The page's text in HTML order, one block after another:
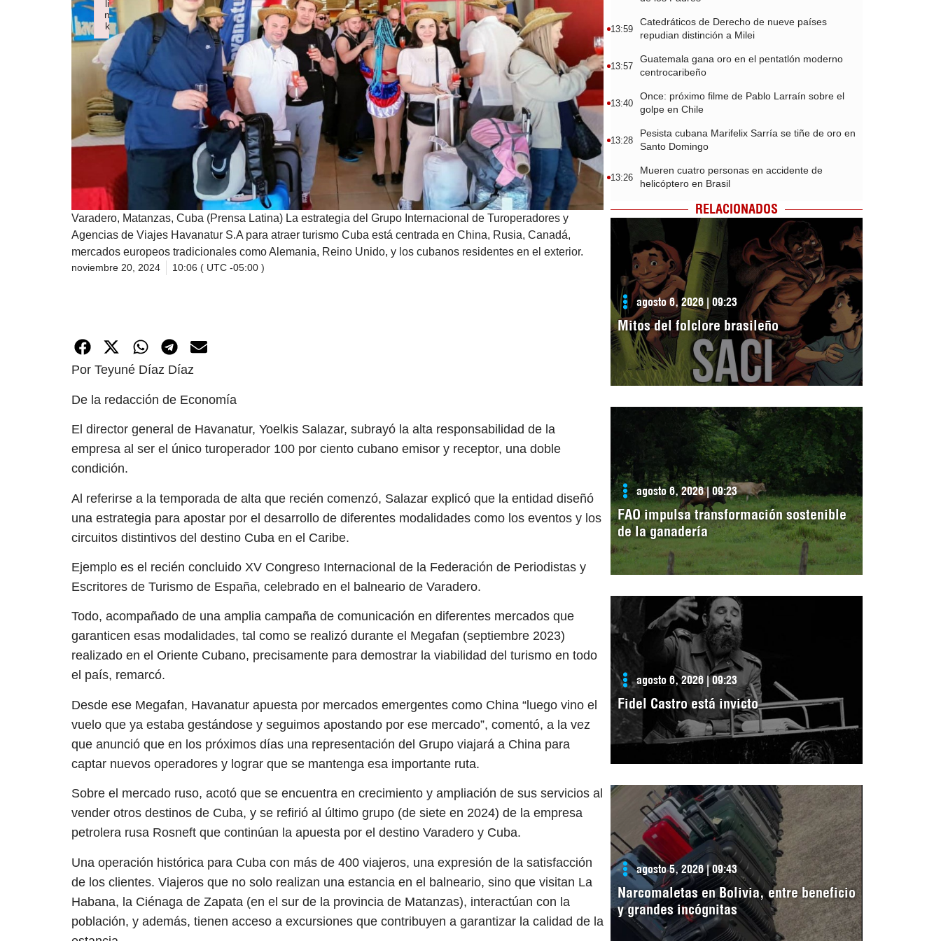
Varadero, Matanzas, Cuba (Prensa Latina) La estrategia del Grupo Internacional de Turoperadores y
Agencias de Viajes Havanatur S.A para atraer turismo Cuba está centrada en China, Rusia, Canadá,
mercados europeos tradicionales como Alemania, Reino Unido, y los cubanos residentes en el exterior.
noviembre 20, 2024 10:06 ( UTC -05:00 )
Por Teyuné Díaz Díaz
De la redacción de Economía
El director general de Havanatur, Yoelkis Salazar, subrayó la alta responsabilidad de la
empresa al ser el único turoperador 100 por ciento cubano emisor y receptor, una doble
condición.
Al referirse a la temporada de alta que recién comenzó, Salazar explicó que la entidad diseñó
una estrategia para apostar por el desarrollo de diferentes modalidades como los eventos y los
circuitos distintivos del destino Cuba en el Caribe.
Ejemplo es el recién concluido XV Congreso Internacional de la Federación de Periodistas y
Escritores de Turismo de España, celebrado en el balneario de Varadero.
Todo, acompañado de una amplia campaña de comunicación en diferentes mercados que
garanticen esas modalidades, tal como se realizó durante el Megafan (septiembre 2023)
realizado en el Oriente Cubano, precisamente para demostrar la viabilidad del turismo en todo
el país, remarcó.
Desde ese Megafan, Havanatur apuesta por mercados emergentes como China “luego vino el
vuelo que ya estaba gestándose y seguimos apostando por ese mercado”, comentó, a la vez
que anunció que en los próximos días una representación del Grupo viajará a China para
captar nuevos operadores y lograr que se mantenga esa importante ruta.
Sobre el mercado ruso, acotó que se encuentra en crecimiento y ampliación de sus servicios al
vender otros destinos de Cuba, y se refirió al último grupo (de siete en 2024) de la empresa
petrolera rusa Rosneft que continúan la apuesta por el destino Varadero y Cuba.
Una operación histórica para Cuba con más de 400 viajeros, una expresión de la satisfacción
de los clientes. Viajeros que no solo realizan una estancia en el balneario, sino que visitan La
Habana, la Ciénaga de Zapata (en el sur de la provincia de Matanzas), interactúan con la
población, y además, tienen acceso a excursiones que contribuyen a garantizar la calidad de la
13:59
Catedráticos de Derecho de nueve países
repudian distinción a Milei
13:57
Guatemala gana oro en el pentatlón moderno
centrocaribeño
13:40
Once: próximo filme de Pablo Larraín sobre el
golpe en Chile
13:28
Pesista cubana Marifelix Sarría se tiñe de oro en
Santo Domingo
13:26
Mueren cuatro personas en accidente de
helicóptero en Brasil
RELACIONADOS
agosto 6, 2026 | 09:23
Mitos del folclore brasileño
agosto 6, 2026 | 09:23
FAO impulsa transformación sostenible
de la ganadería
agosto 6, 2026 | 09:23
Fidel Castro está invicto
agosto 5, 2026 | 09:43
Narcomaletas en Bolivia, entre beneficio
y grandes incógnitas
li
n
k
Failed to initialize plugin: wplink